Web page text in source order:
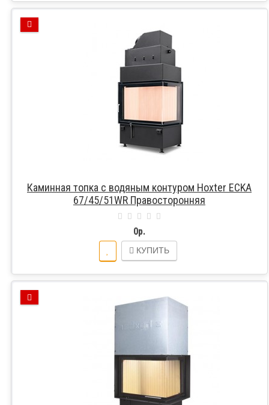
Каминная топка с водяным контуром Hoxter ECKA
67/45/51WR Правосторонняя
0р.
КУПИТЬ